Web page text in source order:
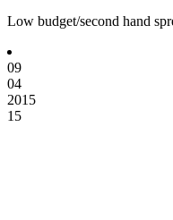
Low budget/second hand
09
04
2015
15